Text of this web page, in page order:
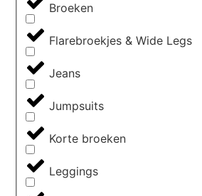
Broeken
Flarebroekjes & Wide Legs
Jeans
Jumpsuits
Korte broeken
Leggings